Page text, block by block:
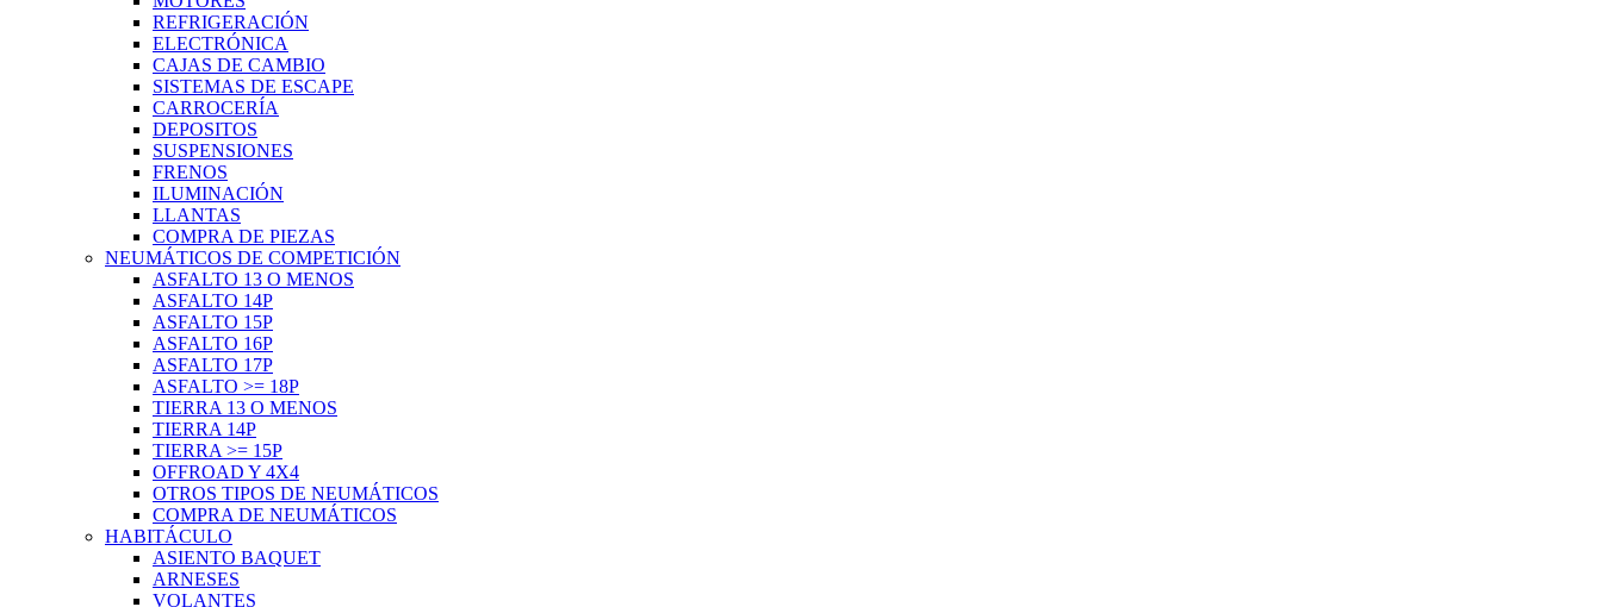
REFRIGERACIÓN
ELECTRÓNICA
CAJAS DE CAMBIO
SISTEMAS DE ESCAPE
CARROCERÍA
DEPOSITOS
SUSPENSIONES
FRENOS
ILUMINACIÓN
LLANTAS
COMPRA DE PIEZAS
NEUMÁTICOS DE COMPETICIÓN
ASFALTO 13 O MENOS
ASFALTO 14P
ASFALTO 15P
ASFALTO 16P
ASFALTO 17P
ASFALTO >= 18P
TIERRA 13 O MENOS
TIERRA 14P
TIERRA >= 15P
OFFROAD Y 4X4
OTROS TIPOS DE NEUMÁTICOS
COMPRA DE NEUMÁTICOS
HABITÁCULO
ASIENTO BAQUET
ARNESES
VOLANTES